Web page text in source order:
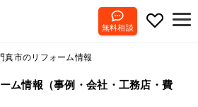
無料相談
真市のリフォーム情報
ム情報（事例・会社・工務店・費